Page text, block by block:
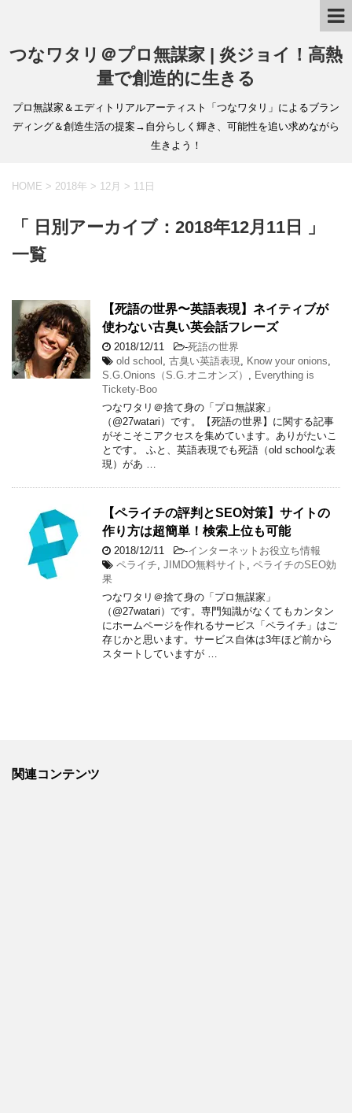
つなワタリ＠プロ無謀家 | 炎ジョイ！高熱
量で創造的に生きる
プロ無謀家＆エディトリアルアーティスト「つなワタリ」によるブラン
ディング＆創造生活の提案→自分らしく輝き、可能性を追い求めながら
生きよう！
HOME > 2018年 > 12月 > 11日
「 日別アーカイブ：2018年12月11日 」
一覧
【死語の世界〜英語表現】ネイティブが
使わない古臭い英会話フレーズ
2018/12/11 -死語の世界
old school 古臭い英語表現 Know your onions
S.G.Onions（S.G.オニオンズ）
Everything is
Tickety-Boo
つなワタリ＠捨て身の「プロ無謀家」
（@27watari）です。【死語の世界】に関する記事
がそこそこアクセスを集めています。ありがたいこ
とです。 ふと、英語表現でも死語（old schoolな表
現）があ …
【ペライチの評判とSEO対策】サイトの
作り方は超簡単！検索上位も可能
2018/12/11 -インターネットお役立ち情報
ペライチ JIMDO無料サイト
ペライチのSEO効
果
つなワタリ＠捨て身の「プロ無謀家」
（@27watari）です。専門知識がなくてもカンタン
にホームページを作れるサービス「ペライチ」はご
存じかと思います。サービス自体は3年ほど前から
スタートしていますが …
関連コンテンツ